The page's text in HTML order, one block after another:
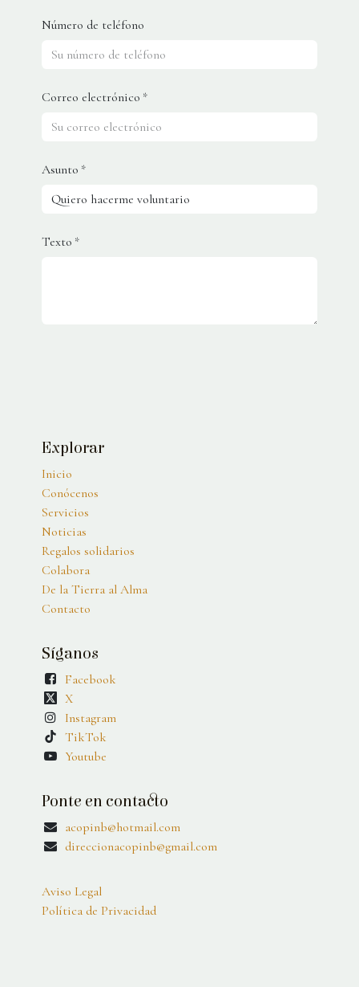
Número de teléfono
Correo electrónico *
Asunto *
Texto *
​Explorar
Inicio
Conócenos
Servicios
Noticias
Regalos solidarios
Colabora
De la Tierra al Alma
Contacto
Síganos
Facebook
X
Instagram
TikTok
Youtube
Ponte en contacto
acopinb@hotmail.com
direccionacopinb@gmail.com
Aviso Legal
Política de Privacidad